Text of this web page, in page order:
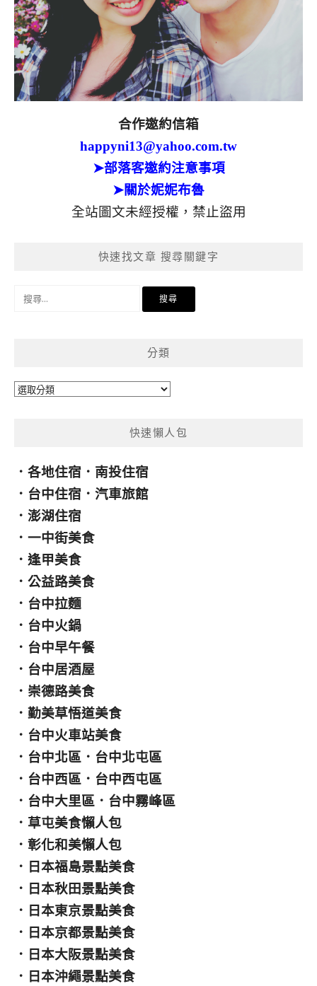
合作邀約信箱
happyni13@yahoo.com.tw
➤部落客邀約注意事項
➤關於妮妮布魯
全站圖文未經授權，禁止盜用
快速找文章 搜尋關鍵字
分類
分
快速懶人包
． 各地住宿 ． 南投住宿
． 台中住宿 ． 汽車旅館
． 澎湖住宿
． 一中街美食
． 逢甲美食
． 公益路美食
． 台中拉麵
． 台中火鍋
． 台中早午餐
． 台中居酒屋
． 崇德路美食
． 勤美草悟道美食
． 台中火車站美食
． 台中北區 ． 台中北屯區
． 台中西區 ． 台中西屯區
． 台中大里區 ． 台中霧峰區
． 草屯美食懶人包
． 彰化和美懶人包
． 日本福島景點美食
． 日本秋田景點美食
． 日本東京景點美食
． 日本京都景點美食
． 日本大阪景點美食
． 日本沖繩景點美食